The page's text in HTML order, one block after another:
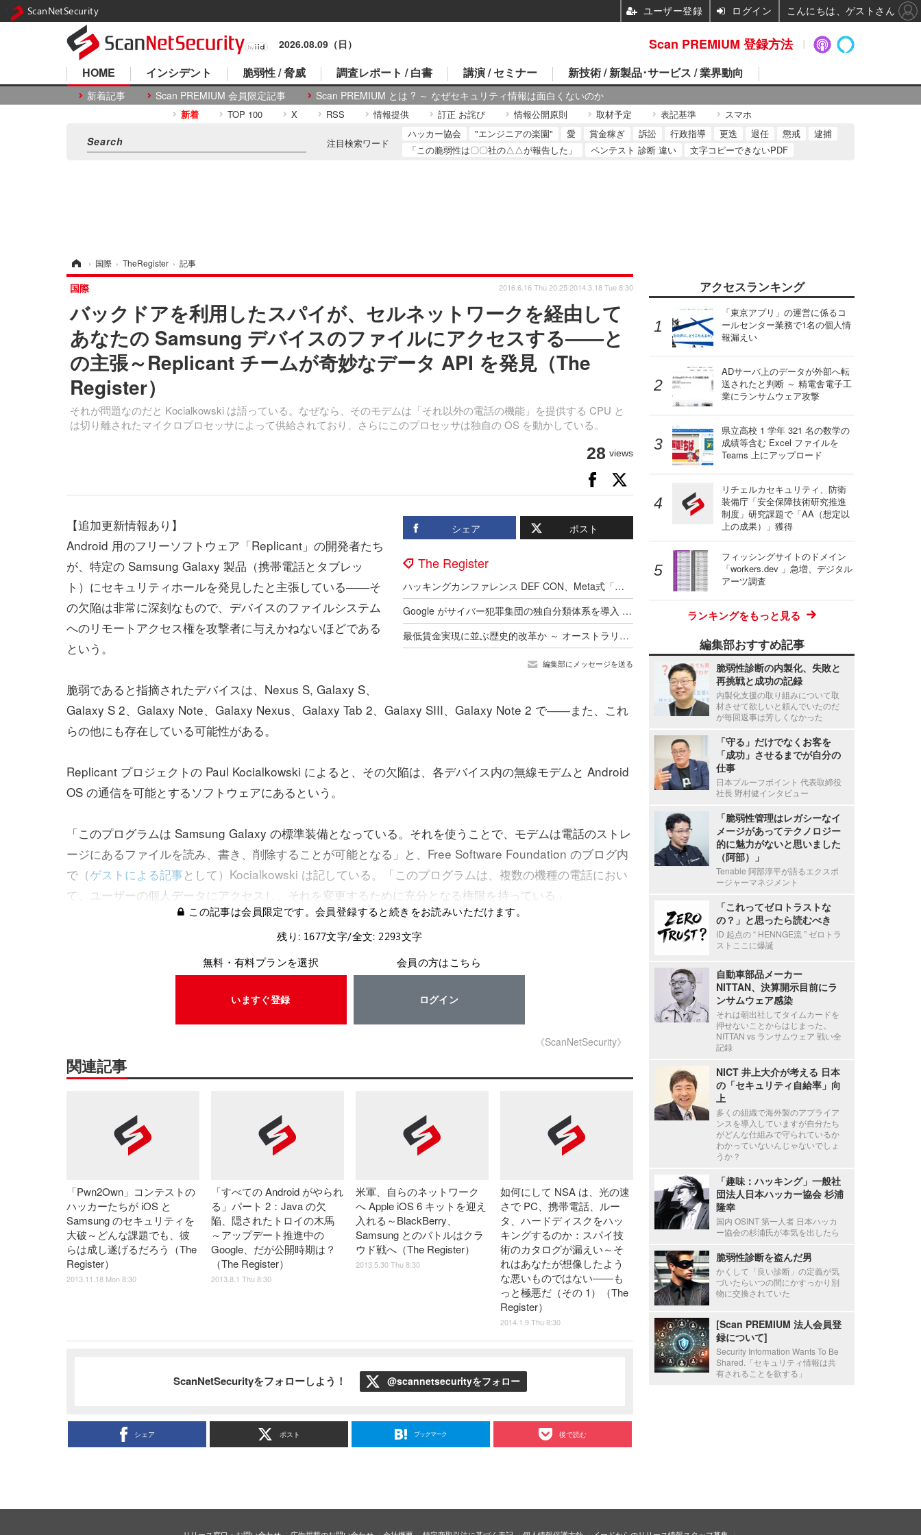
2026.08.09（日）
HOME
新着記事 Scan PREMIUM 会員限定記事 Scan PREMIUM とは ? ～ なぜセキュリティ情報は面白くないのか
インシデント 脆弱性 / 脅威 調査レポート / 白書 講演 / セミナー 新技術 / 新製品･サービス / 業界動向
新着 TOP 100 X RSS 情報提供 訂正 お詫び 情報公開原則 取材予定 表記基準 スマホ
注目検索ワード
ハッカー協会 "エンジニアの楽園" 愛 賞金稼ぎ 訴訟 行政指導 更迭 退任 懲戒
逮捕
「この脆弱性は〇〇社の△△が報告した」
ペンテスト 診断 違い 文字コピーできないPDF
› 国際 › TheRegister › 記事
バックドアを利用したスパイが、セルネットワークを経由して
あなたの Samsung デバイスのファイルにアクセスする――と
の主張～Replicant チームが奇妙なデータ API を発見（The
Register）
それが問題なのだと Kocialkowski は語っている。なぜなら、そのモデムは「それ以外の電話の機能」を提供する CPU と
は切り離されたマイクロプロセッサによって供給されており、さらにこのプロセッサは独自の OS を動かしている。
国際 2016.6.16 Thu 20:25 2014.3.18 Tue 8:30
28 views
シェア ポスト
The Register
ハッキングカンファレンス DEF CON、Meta式「変態メガネ」全面禁止（度付きもNG）広がるスマートグラス締め出し
Google がサイバー犯罪集団の独自分類体系を導入 ～ Microsoft と CrowdStrike が推進した業界統一規則はいずこへ
最低賃金実現に並ぶ歴史的改革か ～ オーストラリア首相が AI 企業に消費する以上の発電とコンテンツ盗用停止を突きつける
編集部にメッセージを送る
【追加更新情報あり】
Android 用のフリーソフトウェア「Replicant」の開発者たち
が、特定の Samsung Galaxy 製品（携帯電話とタブレッ
ト）にセキュリティホールを発見したと主張している――そ
の欠陥は非常に深刻なもので、デバイスのファイルシステム
へのリモートアクセス権を攻撃者に与えかねないほどである
という。
脆弱であると指摘されたデバイスは、Nexus S, Galaxy S、
Galaxy S 2、Galaxy Note、Galaxy Nexus、Galaxy Tab 2、Galaxy SIII、Galaxy Note 2 で――また、これ
らの他にも存在している可能性がある。
Replicant プロジェクトの Paul Kocialkowski によると、その欠陥は、各デバイス内の無線モデムと Android
OS の通信を可能とするソフトウェアにあるという。
「このプログラムは Samsung Galaxy の標準装備となっている。それを使うことで、モデムは電話のストレ
ージにあるファイルを読み、書き、削除することが可能となる」と、Free Software Foundation のブログ内
で（ゲストによる記事として）Kocialkowski は記している。「このプログラムは、複数の機種の電話におい
て、ユーザーの個人データにアクセスし、それを変更するために充分となる権限を持っている」
この記事は会員限定です。会員登録すると続きをお読みいただけます。
残り: 1677文字/全文: 2293文字
無料・有料プランを選択
いますぐ登録
会員の方はこちら
ログイン
《ScanNetSecurity》
関連記事
「Pwn2Own」コンテストの
ハッカーたちが iOS と
Samsung のセキュリティを
大破～どんな課題でも、彼
らは成し遂げるだろう（The
Register）
2013.11.18 Mon 8:30
「すべての Android がやられ
る」パート 2：Java の欠
陥、隠されたトロイの木馬
～アップデート推進中の
Google、だが公開時期は？
（The Register）
2013.8.1 Thu 8:30
米軍、自らのネットワーク
へ Apple iOS 6 キットを迎え
入れる～BlackBerry、
Samsung とのバトルはクラ
ウド戦へ（The Register）
2013.5.30 Thu 8:30
如何にして NSA は、光の速
さで PC、携帯電話、ルー
タ、ハードディスクをハッ
キングするのか：スパイ技
術のカタログが漏えい～そ
れはあなたが想像したよう
な悪いものではない――も
っと極悪だ（その 1）（The
Register）
2014.1.9 Thu 8:30
ScanNetSecurityをフォローしよう！ @scannetsecurityをフォロー
シェア ポスト ブックマーク 後で読む
アクセスランキング
「東京アプリ」の運営に係るコ
ールセンター業務で1名の個人情
報漏えい
ADサーバ上のデータが外部へ転
送されたと判断 ～ 精電舎電子工
業にランサムウェア攻撃
県立高校 1 学年 321 名の数学の
成績等含む Excel ファイルを
Teams 上にアップロード
リチェルカセキュリティ、防衛
装備庁「安全保障技術研究推進
制度」研究課題で「AA（想定以
上の成果）」獲得
フィッシングサイトのドメイン
「workers.dev 」急増、デジタル
アーツ調査
ランキングをもっと見る
編集部おすすめ記事
脆弱性診断の内製化、失敗と
再挑戦と成功の記録
内製化支援の取り組みについて取
材させて欲しいと頼んでいたのだ
が毎回返事は芳しくなかった
「守る」だけでなくお客を
「成功」させるまでが自分の
仕事
日本プルーフポイント 代表取締役
社長 野村健インタビュー
「脆弱性管理はレガシーなイ
メージがあってテクノロジー
的に魅力がないと思いました
（阿部）」
Tenable 阿部淳平が語るエクスポ
ージャーマネジメント
「これってゼロトラストな
の？」と思ったら読むべき
ID 起点の “ HENNGE流 ” ゼロトラ
ストここに爆誕
自動車部品メーカー
NITTAN、決算開示目前にラ
ンサムウェア感染
それは朝出社してタイムカードを
押せないことからはじまった。
NITTAN vs ランサムウェア 戦い全
記録
NICT 井上大介が考える 日本
の「セキュリティ自給率」向
上
多くの組織で海外製のアプライア
ンスを導入していますが自分たち
がどんな仕組みで守られているか
わかっていないんじゃないでしょ
うか？
「趣味：ハッキング」一般社
団法人日本ハッカー協会 杉浦
隆幸
国内 OSINT 第一人者 日本ハッカ
ー協会の杉浦氏が本気を出したら
脆弱性診断を盗んだ男
かくして「良い診断」の定義が気
づいたらいつの間にかすっかり別
物に交換されていた
[Scan PREMIUM 法人会員登
録について]
Security Information Wants To Be
Shared.「セキュリティ情報は共
有されることを欲する」
Scan PREMIUM 登録方法
ScanNetSecurity ユーザー登録 ログイン こんにちは、ゲストさん